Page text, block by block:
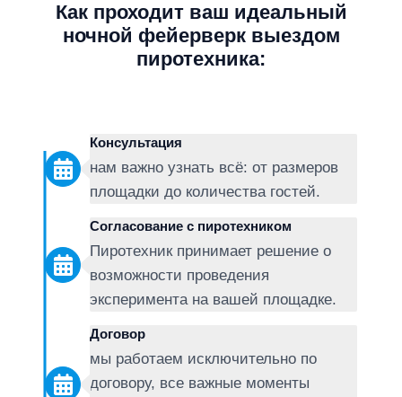
Как проходит ваш идеальный
ночной фейерверк выездом
пиротехника:
Консультация
нам важно узнать всё: от размеров
площадки до количества гостей.
Согласование с пиротехником
Пиротехник принимает решение о
возможности проведения
эксперимента на вашей площадке.
Договор
мы работаем исключительно по
договору, все важные моменты